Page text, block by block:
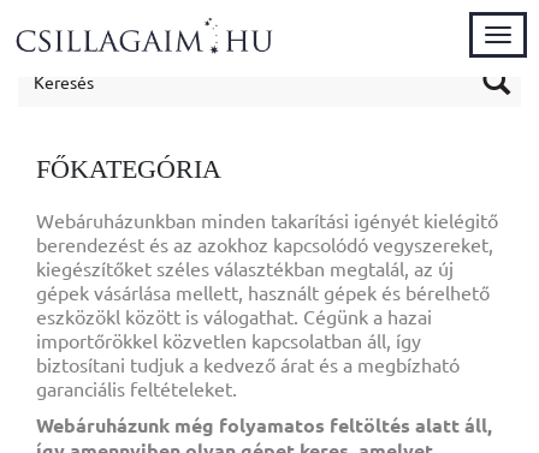
FŐKATEGÓRIA
Webáruházunkban minden takarítási igényét kielégitő
berendezést és az azokhoz kapcsolódó vegyszereket,
kiegészítőket széles választékban megtalál, az új
gépek vásárlása mellett, használt gépek és bérelhető
eszközökl között is válogathat. Cégünk a hazai
importőrökkel közvetlen kapcsolatban áll, így
biztosítani tudjuk a kedvező árat és a megbízható
garanciális feltételeket.
Webáruházunk még folyamatos feltöltés alatt áll,